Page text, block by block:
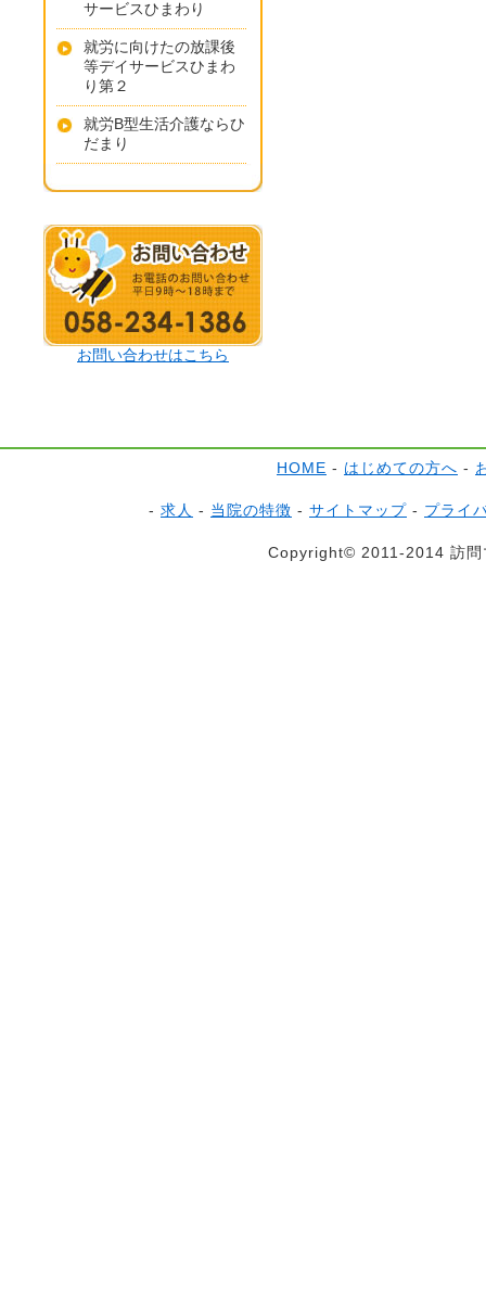
サービスひまわり
就労に向けたの放課後
等デイサービスひまわ
り第２
就労B型生活介護ならひ
だまり
お問い合わせはこちら
HOME - はじめての方へ -
- 求人 - 当院の特徴 - サイトマップ - プライ
Copyright© 2011-2014 訪問